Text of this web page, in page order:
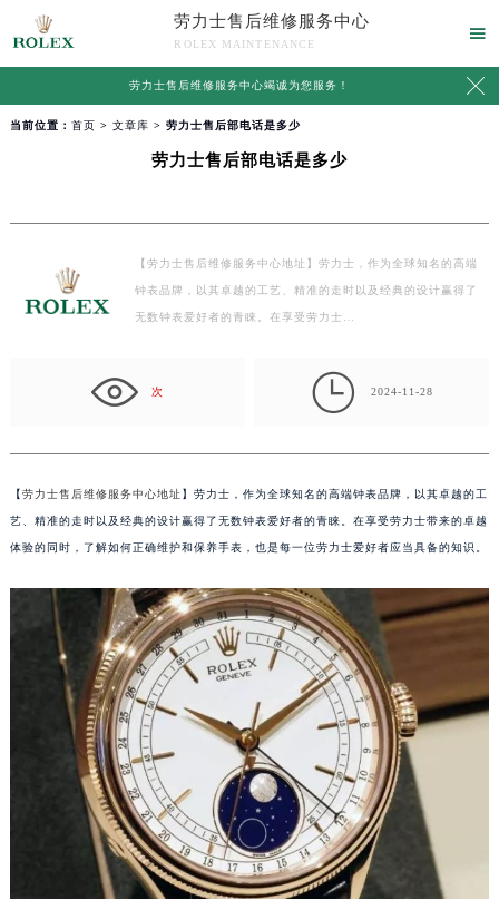
劳力士售后维修服务中心
ROLEX MAINTENANCE

劳力士售后维修服务中心竭诚为您服务！ 
当前位置： 首页 > 文章库 > 劳力士售后部电话是多少
劳力士售后部电话是多少
【劳力士售后维修服务中心地址】劳力士，作为全球知名的高端
钟表品牌，以其卓越的工艺、精准的走时以及经典的设计赢得了
无数钟表爱好者的青睐。在享受劳力士…
次  2024-11-28
【劳力士售后维修服务中心地址】劳力士，作为全球知名的高端钟表品牌，以其卓越的工
艺、精准的走时以及经典的设计赢得了无数钟表爱好者的青睐。在享受劳力士带来的卓越
体验的同时，了解如何正确维护和保养手表，也是每一位劳力士爱好者应当具备的知识。